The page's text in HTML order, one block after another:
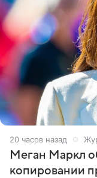
20 часов назад
Меган Маркл
копировании